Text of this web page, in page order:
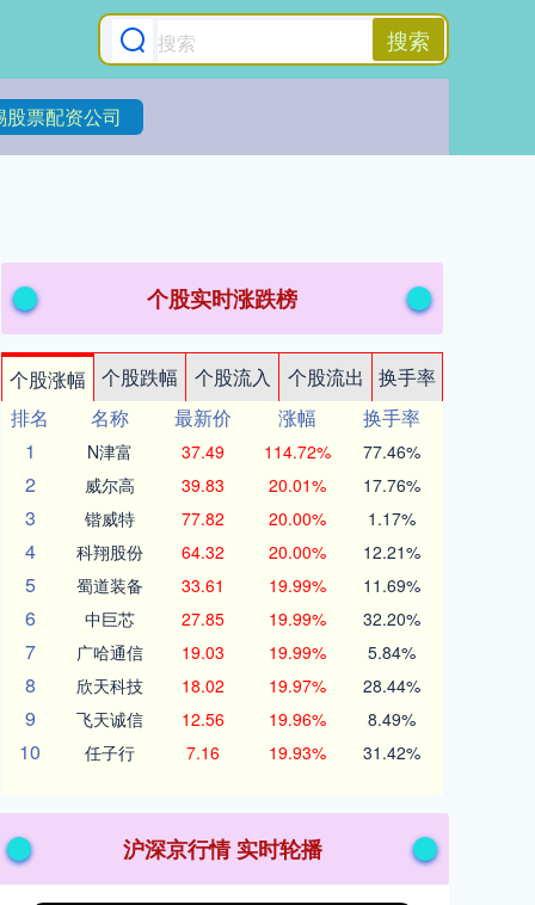
搜索
股票配资公司
个股实时涨跌榜
个股涨幅 个股跌幅 个股流入 个股流出
换手率
排名
名称 最新价 涨幅
换手率
1
N津富 37.49 114.72% 77.46%
2 威尔高 39.83 20.01% 17.76%
3 锴威特 77.82 20.00% 1.17%
4 科翔股份 64.32 20.00% 12.21%
5 蜀道装备 33.61 19.99% 11.69%
6 中巨芯 27.85 19.99% 32.20%
7 广哈通信 19.03 19.99% 5.84%
8 欣天科技 18.02 19.97% 28.44%
9 飞天诚信 12.56 19.96% 8.49%
10 任子行 7.16 19.93% 31.42%
沪深京行情 实时轮播